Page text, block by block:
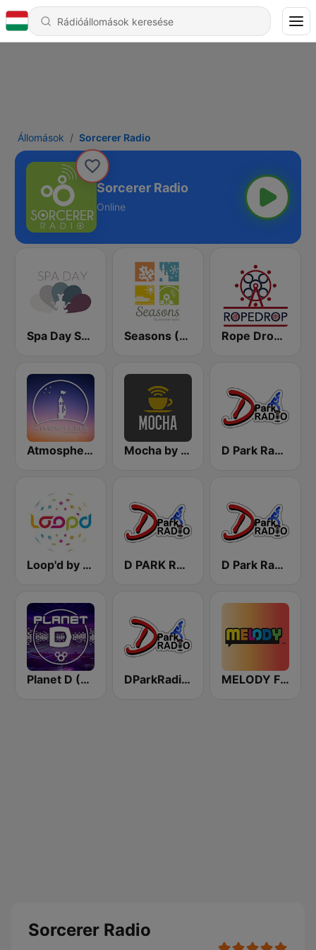
Állomások Sorcerer Radio
Sorcerer Radio
Online
Spa Day Sorcerer Radio Seasons (Sorcerer Radio) Rope Drop by Sorcerer Radio
Atmospheres by Sorcerer Radio Mocha by Sorcerer Radio D Park Radio - 4 Disney Resort TV
Loop'd by Sorcerer Radio D PARK RADIO - Channel 3 D Park Radio Background Music
Planet D (Sorcerer Radio) DParkRadio Main Stream MELODY FM
Sorcerer Radio